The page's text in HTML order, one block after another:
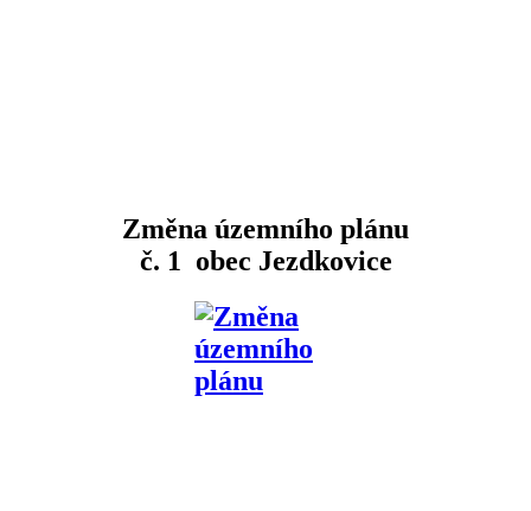
Změna územního plánu
č. 1 obec Jezdkovice